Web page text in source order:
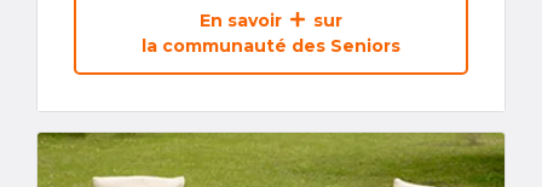
En savoir
sur
la communauté des Seniors